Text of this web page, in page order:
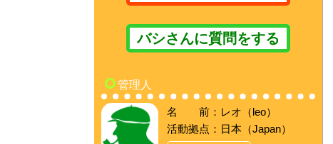
バシさんに質問をする
管理人
名 前：レオ（leo）
活動拠点：日本（Japan）